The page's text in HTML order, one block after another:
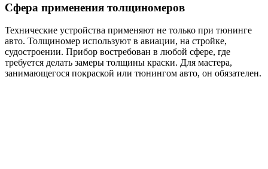
Сфера применения толщиномеров
Технические устройства применяют не только при тюнинге
авто. Толщиномер используют в авиации, на стройке,
судостроении. Прибор востребован в любой сфере, где
требуется делать замеры толщины краски. Для мастера,
занимающегося покраской или тюнингом авто, он обязателен.